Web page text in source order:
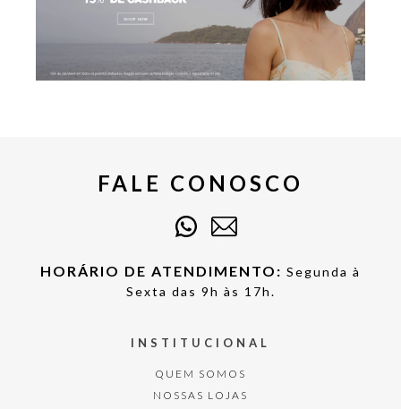
FALE CONOSCO
HORÁRIO DE ATENDIMENTO: Segunda à
Sexta das 9h às 17h.
INSTITUCIONAL
QUEM SOMOS
NOSSAS LOJAS